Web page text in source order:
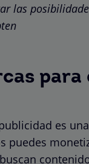
las
para
es
puedes